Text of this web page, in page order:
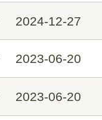
2024-12-27
2023-06-20
2023-06-20